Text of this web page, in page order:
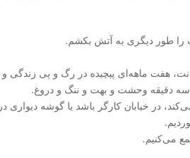
طور دیگری به آتش بکشم.
هفت ماهه‌ای پیچیده در رگ و پی زندگی و
سه دقیقه وحشت و بهت و ننگ و دروغ.
در خیابان کارگر باشد یا گوشه دیواری در
می‌کنیم.